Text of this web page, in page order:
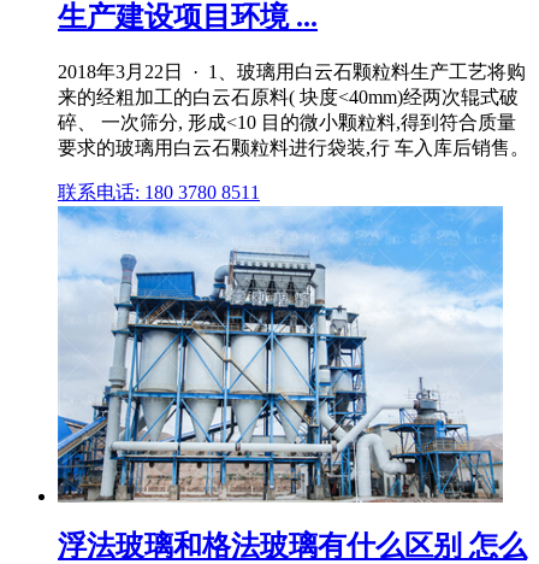
生产建设项目环境 ...
2018年3月22日 · 1、玻璃用白云石颗粒料生产工艺将购
来的经粗加工的白云石原料( 块度<40mm)经两次辊式破
碎、 一次筛分, 形成<10 目的微小颗粒料,得到符合质量
要求的玻璃用白云石颗粒料进行袋装,行 车入库后销售。
联系电话: 180 3780 8511
浮法玻璃和格法玻璃有什么区别 怎么